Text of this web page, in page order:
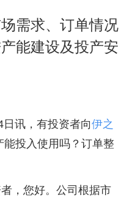
需求、订单情况
能建设及投产安
讯，有投资者向伊之
投入使用吗？订单整
，您好。公司根据市